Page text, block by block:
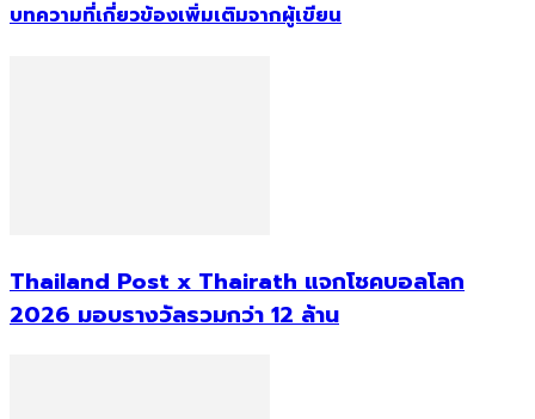
บทความที่เกี่ยวข้องเพิ่มเติมจากผู้เขียน
Thailand Post x Thairath แจกโชคบอลโลก
2026 มอบรางวัลรวมกว่า 12 ล้าน